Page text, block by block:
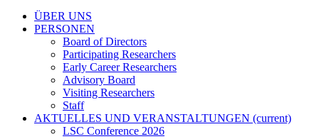
ÜBER UNS
PERSONEN
Board of Directors
Participating Researchers
Early Career Researchers
Advisory Board
Visiting Researchers
Staff
AKTUELLES UND VERANSTALTUNGEN (current)
LSC Conference 2026